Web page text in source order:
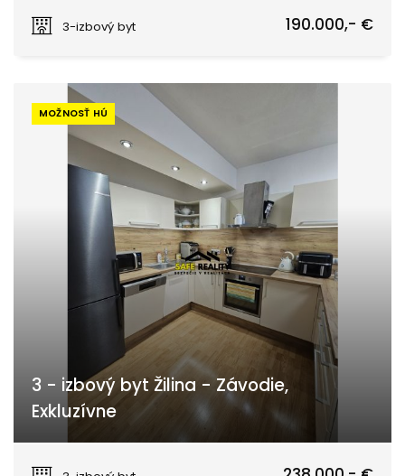
3-izbový byt
190.000,- €
MOŽNOSŤ HÚ
3 - izbový byt Žilina - Závodie,
Exkluzívne